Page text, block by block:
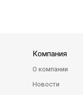
Компания
О компании
Новости